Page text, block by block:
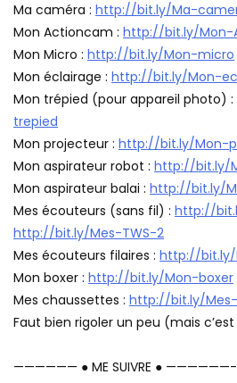
Ma caméra : http://bit.ly/Ma-
Mon Actioncam : http://bit.ly/Mon-
Mon Micro : http://bit.ly/Mon-micro
Mon éclairage : http://bit.ly/Mon-
Mon trépied (pour appareil photo) :
trepied
Mon projecteur : http://bit.ly/Mon-
Mon aspirateur robot : http://bit.ly/
Mon aspirateur balai : http://bit.ly/
Mes écouteurs (sans fil) : http://
http://bit.ly/Mes-TWS-2
Mes écouteurs filaires : http://bit.ly/
Mon boxer : http://bit.ly/Mon-boxer
Mes chaussettes : http://bit.ly/
Faut bien rigoler un peu (mais
—————— ● ME SUIVRE ● ——————-